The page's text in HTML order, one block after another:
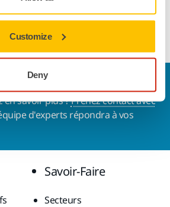
Customize
Deny
Voir plus
en savoir plus ?Prenez contact avec
d'experts répondra à vos
Savoir-Faire
Secteurs